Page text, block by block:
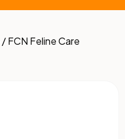
/ FCN Feline Care